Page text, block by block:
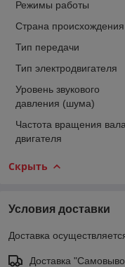
Режимы работы
Страна происхождения
Тип передачи
Тип электродвигателя
Уровень звукового
давления (шума)
Частота вращения вала
двигателя
Скрыть
Условия доставки
Доставка
Доставка